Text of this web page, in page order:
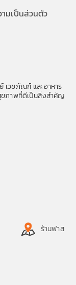
มเป็นส่วนตัว
เวชภัณฑ์ และอาหาร
ขภาพที่ดีเป็นสิ่งสำคัญ
ร้านฟาส